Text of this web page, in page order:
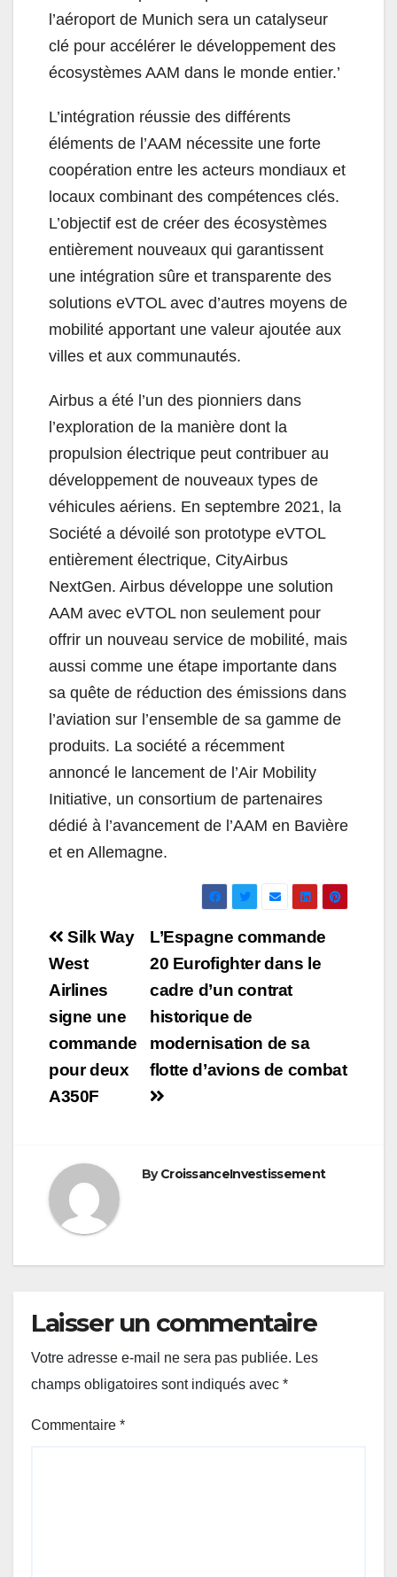
l’aéroport de Munich sera un catalyseur
clé pour accélérer le développement des
écosystèmes AAM dans le monde entier.’
L’intégration réussie des différents
éléments de l’AAM nécessite une forte
coopération entre les acteurs mondiaux et
locaux combinant des compétences clés.
L’objectif est de créer des écosystèmes
entièrement nouveaux qui garantissent
une intégration sûre et transparente des
solutions eVTOL avec d’autres moyens de
mobilité apportant une valeur ajoutée aux
villes et aux communautés.
Airbus a été l’un des pionniers dans
l’exploration de la manière dont la
propulsion électrique peut contribuer au
développement de nouveaux types de
véhicules aériens. En septembre 2021, la
Société a dévoilé son prototype eVTOL
entièrement électrique, CityAirbus
NextGen. Airbus développe une solution
AAM avec eVTOL non seulement pour
offrir un nouveau service de mobilité, mais
aussi comme une étape importante dans
sa quête de réduction des émissions dans
l’aviation sur l’ensemble de sa gamme de
produits. La société a récemment
annoncé le lancement de l’Air Mobility
Initiative, un consortium de partenaires
dédié à l’avancement de l’AAM en Bavière
et en Allemagne.
Navigation
de
l’article
L’Espagne commande
20 Eurofighter dans le
cadre d’un contrat
historique de
modernisation de sa
flotte d’avions de combat
Silk Way
West
Airlines
signe une
commande
pour deux
A350F
ByCroissanceInvestissement
Laisser un commentaire
Votre adresse e-mail ne sera pas publiée. Les
champs obligatoires sont indiqués avec *
Commentaire *